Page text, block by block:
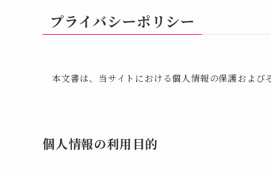
プライバシーポリシー
本文書は、当サイトにおける個人情報の保護および
個人情報の利用目的